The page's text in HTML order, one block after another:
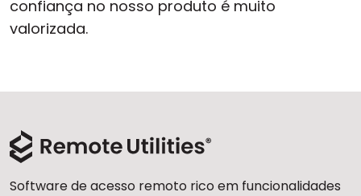
confiança no nosso produto é muito
valorizada.
Software de acesso remoto rico em funcionalidades